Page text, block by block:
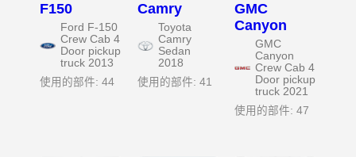
F150
Ford F-150
Crew Cab 4
Door pickup
truck 2013
使用的部件: 44
Camry
Toyota
Camry
Sedan
2018
使用的部件: 41
GMC
Canyon
GMC
Canyon
Crew Cab 4
Door pickup
truck 2021
使用的部件: 47